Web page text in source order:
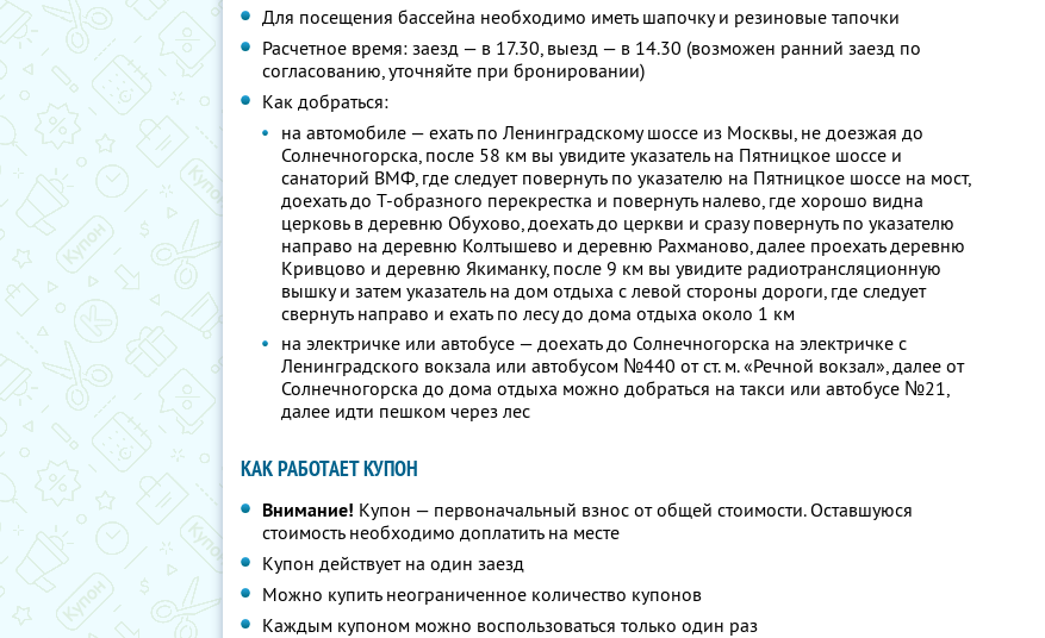
Для посещения бассейна необходимо иметь шапочку и резиновые тапочки
Расчетное время: заезд — в 17.30, выезд — в 14.30 (возможен ранний заезд по
согласованию, уточняйте при бронировании)
Как добраться:
на автомобиле — ехать по Ленинградскому шоссе из Москвы, не доезжая до
Солнечногорска, после 58 км вы увидите указатель на Пятницкое шоссе и
санаторий ВМФ, где следует повернуть по указателю на Пятницкое шоссе на мост,
доехать до Т-образного перекрестка и повернуть налево, где хорошо видна
церковь в деревню Обухово, доехать до церкви и сразу повернуть по указателю
направо на деревню Колтышево и деревню Рахманово, далее проехать деревню
Кривцово и деревню Якиманку, после 9 км вы увидите радиотрансляционную
вышку и затем указатель на дом отдыха с левой стороны дороги, где следует
свернуть направо и ехать по лесу до дома отдыха около 1 км
на электричке или автобусе — доехать до Солнечногорска на электричке с
Ленинградского вокзала или автобусом №440 от ст. м. «Речной вокзал», далее от
Солнечногорска до дома отдыха можно добраться на такси или автобусе №21,
далее идти пешком через лес
КАК РАБОТАЕТ КУПОН
Внимание! Купон — первоначальный взнос от общей стоимости. Оставшуюся
стоимость необходимо доплатить на месте
Купон действует на один заезд
Можно купить неограниченное количество купонов
Каждым купоном можно воспользоваться только один раз